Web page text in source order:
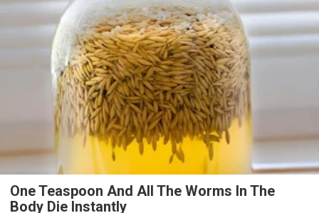
One Teaspoon And All The Worms In The
Body Die Instantly